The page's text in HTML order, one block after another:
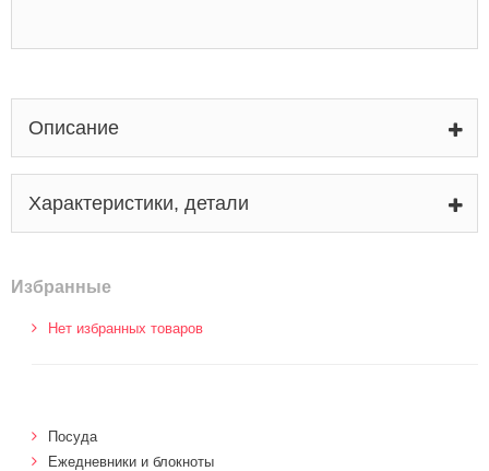
Описание
Характеристики, детали
Избранные
Нет избранных товаров
Посуда
Ежедневники и блокноты